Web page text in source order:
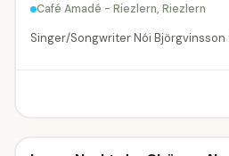
Café Amadé - Riezlern, Riezlern
Singer/Songwriter Nói